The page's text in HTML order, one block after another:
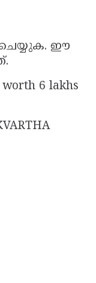
ഈ
6 lakhs